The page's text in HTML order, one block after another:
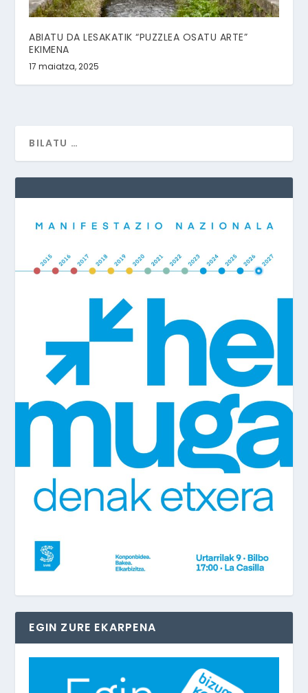
ABIATU DA LESAKATIK “PUZZLEA OSATU ARTE”
EKIMENA
17 maiatza, 2025
EGIN ZURE EKARPENA